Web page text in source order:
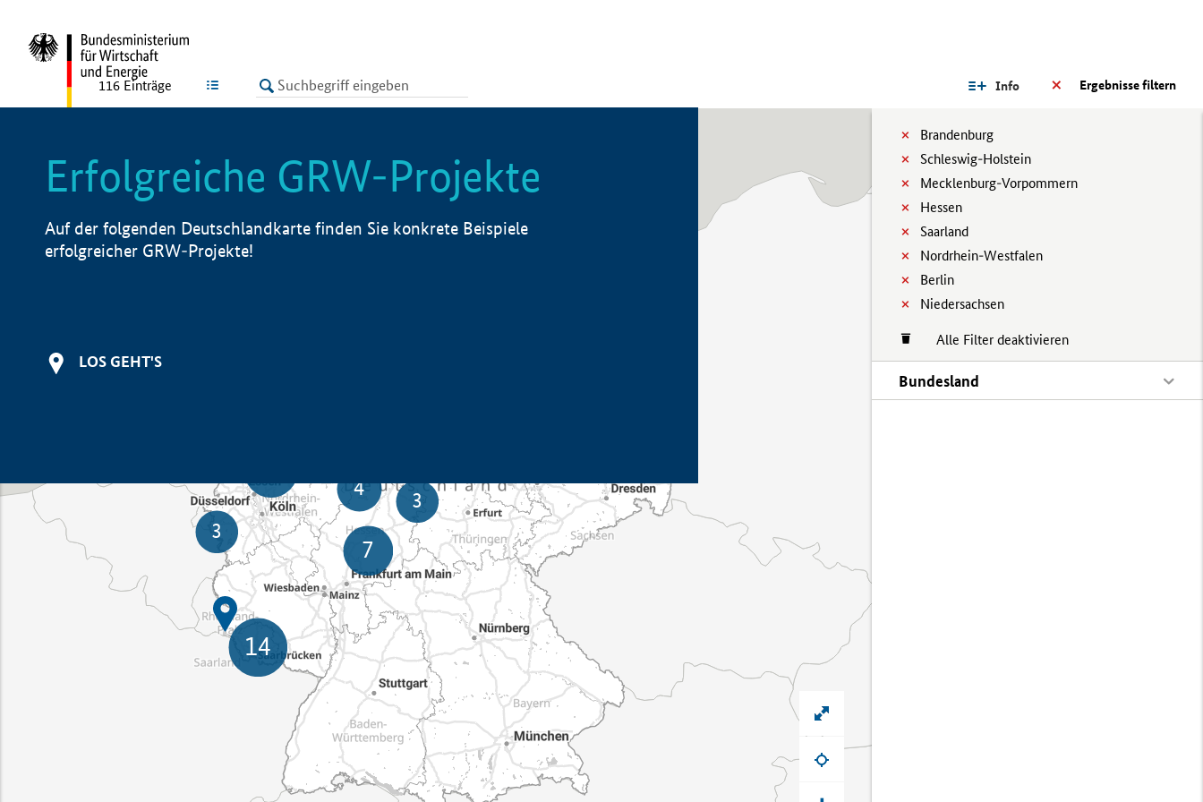
LISTE Ergebnisse filtern
Info
Brandenburg
Schleswig-Holstein
Mecklenburg-Vorpommern
Hessen
Saarland
Nordrhein-Westfalen
Berlin
Niedersachsen
Alle Filter deaktivieren
Bundesland
116 Einträge
Erfolgreiche GRW-Projekte
Auf der folgenden Deutschlandkarte finden Sie konkrete Beispiele
erfolgreicher GRW-Projekte!
LOS GEHT'S